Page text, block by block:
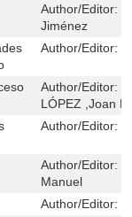
Author/Editor:
Jiménez
Author/Editor:
Author/Editor:
LÓPEZ ,Joan
Author/Editor:
Author/Editor:
Manuel
Author/Editor: